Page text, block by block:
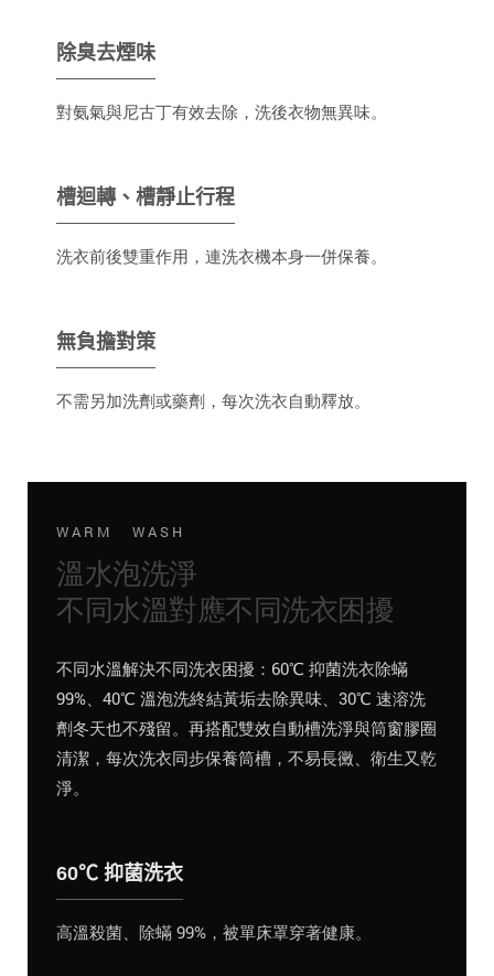
除臭去煙味
對氨氣與尼古丁有效去除，洗後衣物無異味。
槽迴轉、槽靜止行程
洗衣前後雙重作用，連洗衣機本身一併保養。
無負擔對策
不需另加洗劑或藥劑，每次洗衣自動釋放。
WARM WASH
溫水泡洗淨
不同水溫對應不同洗衣困擾
不同水溫解決不同洗衣困擾：60℃ 抑菌洗衣除蟎
99%、40℃ 溫泡洗終結黃垢去除異味、30℃ 速溶洗
劑冬天也不殘留。再搭配雙效自動槽洗淨與筒窗膠圈
清潔，每次洗衣同步保養筒槽，不易長黴、衛生又乾
淨。
60℃ 抑菌洗衣
高溫殺菌、除蟎 99%，被單床罩穿著健康。